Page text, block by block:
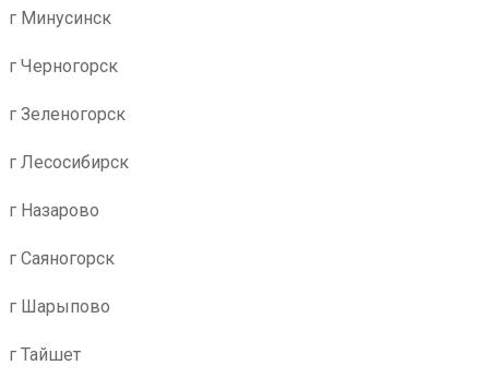
г Минусинск
г Черногорск
г Зеленогорск
г Лесосибирск
г Назарово
г Саяногорск
г Шарыпово
г Тайшет